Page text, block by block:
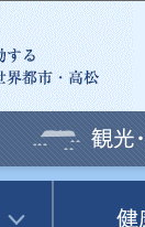
このペー